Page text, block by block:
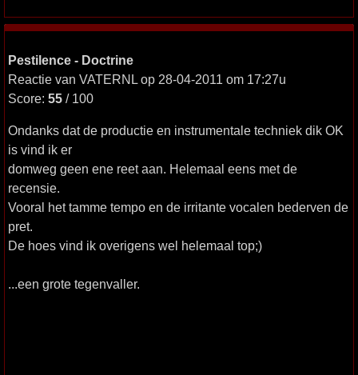
Pestilence - Doctrine
Reactie van VATERNL op 28-04-2011 om 17:27u
Score: 55 / 100
Ondanks dat de productie en instrumentale techniek dik OK
is vind ik er
domweg geen ene reet aan. Helemaal eens met de
recensie.
Vooral het tamme tempo en de irritante vocalen bederven de
pret.
De hoes vind ik overigens wel helemaal top;)
...een grote tegenvaller.